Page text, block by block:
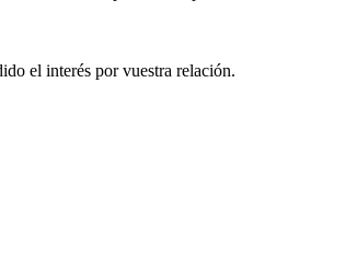
el interés por vuestra relación.